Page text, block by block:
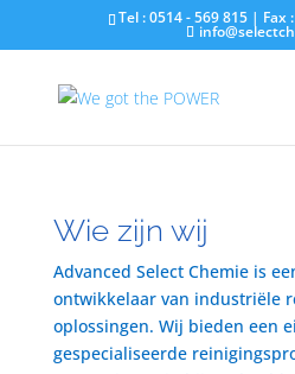
Tel : 0514 - 569 815 | Fax
Wie zijn wij
Advanced Select Chemie is
ontwikkelaar van industriële
oplossingen. Wij bieden een
gespecialiseerde